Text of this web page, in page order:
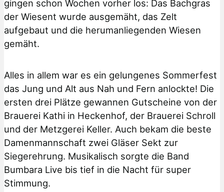
gingen schon Wochen vorher los: Das Bachgras
der Wiesent wurde ausgemäht, das Zelt
aufgebaut und die herumanliegenden Wiesen
gemäht.
Alles in allem war es ein gelungenes Sommerfest
das Jung und Alt aus Nah und Fern anlockte! Die
ersten drei Plätze gewannen Gutscheine von der
Brauerei Kathi in Heckenhof, der Brauerei Schroll
und der Metzgerei Keller. Auch bekam die beste
Damenmannschaft zwei Gläser Sekt zur
Siegerehrung. Musikalisch sorgte die Band
Bumbara Live bis tief in die Nacht für super
Stimmung.